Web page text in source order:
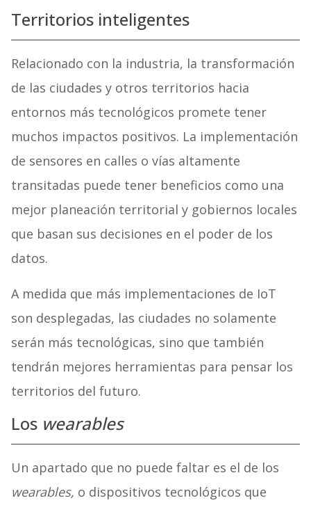
Territorios inteligentes
Relacionado con la industria, la transformación
de las ciudades y otros territorios hacia
entornos más tecnológicos promete tener
muchos impactos positivos. La implementación
de sensores en calles o vías altamente
transitadas puede tener beneficios como una
mejor planeación territorial y gobiernos locales
que basan sus decisiones en el poder de los
datos.
A medida que más implementaciones de IoT
son desplegadas, las ciudades no solamente
serán más tecnológicas, sino que también
tendrán mejores herramientas para pensar los
territorios del futuro.
Los wearables
Un apartado que no puede faltar es el de los
wearables, o dispositivos tecnológicos que